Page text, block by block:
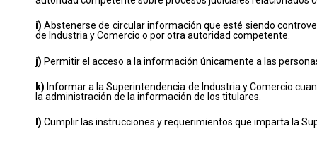
i) Abstenerse de circular información que esté siendo
de Industria y Comercio o por otra autoridad competente.
j) Permitir el acceso a la información únicamente a las
k) Informar a la Superintendencia de Industria y Comercio
la administración de la información de los titulares.
l) Cumplir las instrucciones y requerimientos que imparta la